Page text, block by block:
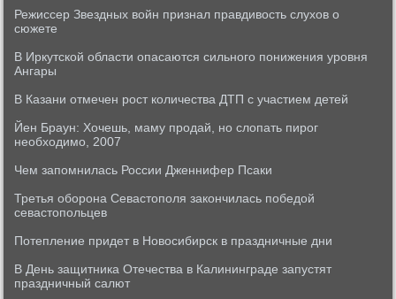
Режиссер Звездных войн признал правдивость слухов о
сюжете
В Иркутской области опасаются сильного понижения уровня
Ангары
В Казани отмечен рост количества ДТП с участием детей
Йен Браун: Хочешь, маму продай, но слопать пирог
необходимо, 2007
Чем запомнилась России Дженнифер Псаки
Третья оборона Севастополя закончилась победой
севастопольцев
Потепление придет в Новосибирск в праздничные дни
В День защитника Отечества в Калининграде запустят
праздничный салют